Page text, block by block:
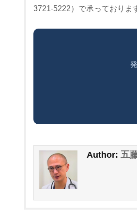
3721-5222）で承っておりま
Author: 五